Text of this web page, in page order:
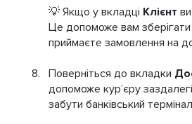
💡 Якщо у вкладці Клієнт
Це допоможе вам
приймаєте замовлення на
Поверніться до вкладки
допоможе кур’єру
забути банківський